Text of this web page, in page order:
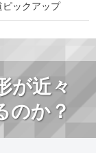
ピックアップ
路線探訪
トについて
が近々
のか？